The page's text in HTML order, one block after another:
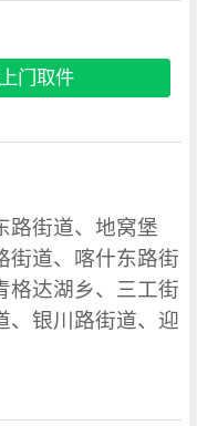
门取件
路街道、地窝堡
街道、喀什东路街
格达湖乡、三工街
、银川路街道、迎